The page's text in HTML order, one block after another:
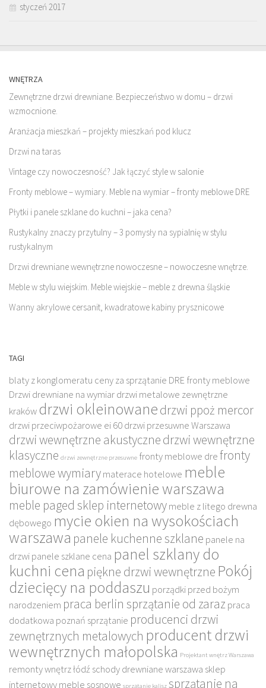
styczeń 2017
WNĘTRZA
Zewnętrzne drzwi drewniane. Bezpieczeństwo w domu – drzwi
wzmocnione.
Aranżacja mieszkań – projekty mieszkań pod klucz
Drzwi na taras
Vintage czy nowoczesność? Jak łączyć style w salonie
Fronty meblowe – wymiary. Meble na wymiar – fronty meblowe DRE
Płytki i panele szklane do kuchni – jaka cena?
Rustykalny znaczy przytulny – 3 pomysły na sypialnię w stylu
rustykalnym
Drzwi drewniane wewnętrzne nowoczesne – nowoczesne wnętrze.
Meble w stylu wiejskim. Meble wiejskie – meble z drewna śląskie
Wanny akrylowe cersanit, kwadratowe kabiny prysznicowe
TAGI
blaty z konglomeratu ceny za sprzątanie DRE fronty meblowe
Drzwi drewniane na wymiardrzwi metalowe zewnętrzne
kraków drzwi okleinowanedrzwi ppoż mercor
drzwi przeciwpożarowe ei 60drzwi przesuwne Warszawa
drzwi wewnętrzne akustycznedrzwi wewnętrzne
klasyczne drzwi zewnętrzne przesuwne fronty meblowe drefronty
meblowe wymiarymaterace hotelowe meble
biurowe na zamówienie warszawa
meble paged sklep internetowymeble z litego drewna
dębowego mycie okien na wysokościach
warszawa panele kuchenne szklane panele na
drzwipanele szklane cena panel szklany do
kuchni cena piękne drzwi wewnętrzne Pokój
dziecięcy na poddaszu porządki przed bożym
narodzeniem praca berlin sprzątanie od zarazpraca
dodatkowa poznań sprzątanie producenci drzwi
zewnętrznych metalowych producent drzwi
wewnętrznych małopolska Projektant wnętrz Warszawa
remonty wnętrz łódź schody drewniane warszawa sklep
internetowy meble sosnowe sprzątanie kalisz sprzątanie na